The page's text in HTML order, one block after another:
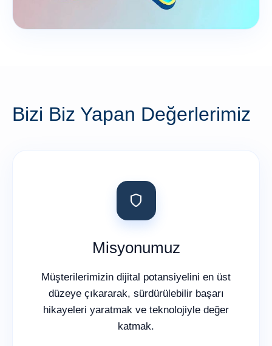
Bizi Biz Yapan Değerlerimiz
Misyonumuz
Müşterilerimizin dijital potansiyelini en üst
düzeye çıkararak, sürdürülebilir başarı
hikayeleri yaratmak ve teknolojiyle değer
katmak.